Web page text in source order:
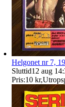
Helgonet nr 7,
Sluttid12 aug
Pris:10 kr,